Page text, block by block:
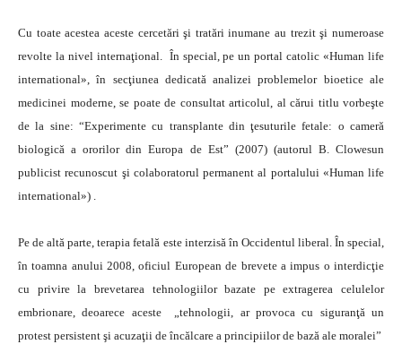
Cu toate acestea aceste cercetări şi tratări inumane au trezit şi numeroase
revolte la nivel internaţional. În special, pe un portal catolic «Human life
international», în secţiunea dedicată analizei problemelor bioetice ale
medicinei moderne, se poate de consultat articolul, al cărui titlu vorbeşte
de la sine: “Experimente cu transplante din ţesuturile fetale: o cameră
biologică a ororilor din Europa de Est” (2007) (autorul B. Clowesun
publicist recunoscut şi colaboratorul permanent al portalului «Human life
international») .
Pe de altă parte, terapia fetală este interzisă în Occidentul liberal. În special,
în toamna anului 2008, oficiul European de brevete a impus o interdicţie
cu privire la brevetarea tehnologiilor bazate pe extragerea celulelor
embrionare, deoarece aceste „tehnologii, ar provoca cu siguranţă un
protest persistent şi acuzaţii de încălcare a principiilor de bază ale moralei”